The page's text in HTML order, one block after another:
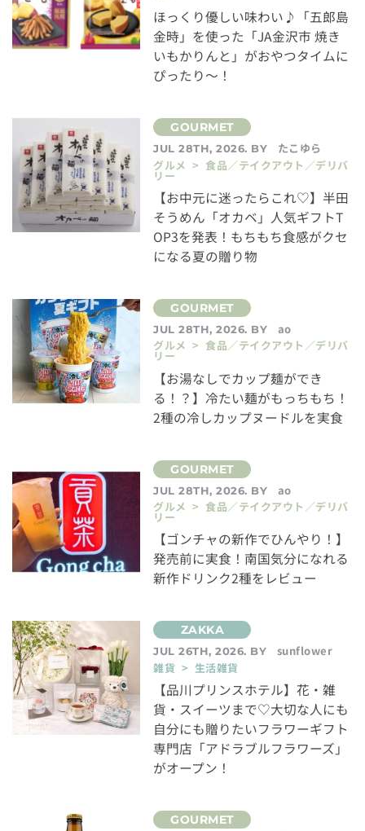
ほっくり優しい味わい♪「五郎島
金時」を使った「JA金沢市 焼き
いもかりんと」がおやつタイムに
ぴったり～！
JUL 28TH, 2026. BY
たこゆら
グルメ > 食品／テイクアウト／デリバ
リー
【お中元に迷ったらこれ♡】半田
そうめん「オカベ」人気ギフトT
OP3を発表！もちもち食感がクセ
になる夏の贈り物
JUL 28TH, 2026. BY
ao
グルメ > 食品／テイクアウト／デリバ
リー
【お湯なしでカップ麺ができ
る！？】冷たい麺がもっちもち！
2種の冷しカップヌードルを実食
JUL 28TH, 2026. BY
ao
グルメ > 食品／テイクアウト／デリバ
リー
【ゴンチャの新作でひんやり！】
発売前に実食！南国気分になれる
新作ドリンク2種をレビュー
JUL 26TH, 2026. BY
sunflower
雑貨 > 生活雑貨
【品川プリンスホテル】花・雑
貨・スイーツまで♡大切な人にも
自分にも贈りたいフラワーギフト
専門店「アドラブルフラワーズ」
がオープン！